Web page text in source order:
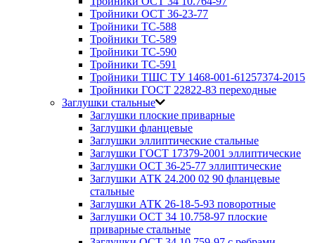
Тройники ОСТ 36-23-77
Тройники ТС-588
Тройники ТС-589
Тройники ТС-590
Тройники ТС-591
Тройники ТШС ТУ 1468-001-61257374-2015
Тройники ГОСТ 22822-83 переходные
Заглушки стальные
Заглушки плоские приварные
Заглушки фланцевые
Заглушки эллиптические стальные
Заглушки ГОСТ 17379-2001 эллиптические
Заглушки ОСТ 36-25-77 эллиптические
Заглушки АТК 24.200 02 90 фланцевые
стальные
Заглушки АТК 26-18-5-93 поворотные
Заглушки ОСТ 34 10.758-97 плоские
приварные стальные